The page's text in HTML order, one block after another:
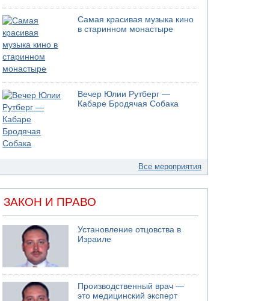
Самая красивая музыка кино
в старинном монастыре
Вечер Юлии Рутберг —
Кабаре Бродячая Собака
Все мероприятия
ЗАКОН И ПРАВО
Установление отцовства в
Израиле
Производственный врач —
это медицинский эксперт